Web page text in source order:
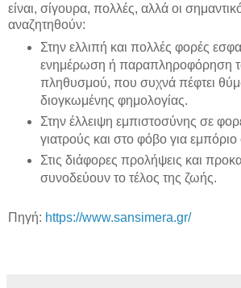
είναι, σίγουρα, πολλές, αλλά οι
αναζητηθούν:
Στην ελλιπή και πολλές φορές
ενημέρωση ή παραπληροφόρηση
πληθυσμού, που συχνά πέφτει
διογκωμένης φημολογίας.
Στην έλλειψη εμπιστοσύνης σε
γιατρούς και στο φόβο για
Στις διάφορες προλήψεις και
συνοδεύουν το τέλος της ζωής.
Πηγή: https://www.sansimera.gr/